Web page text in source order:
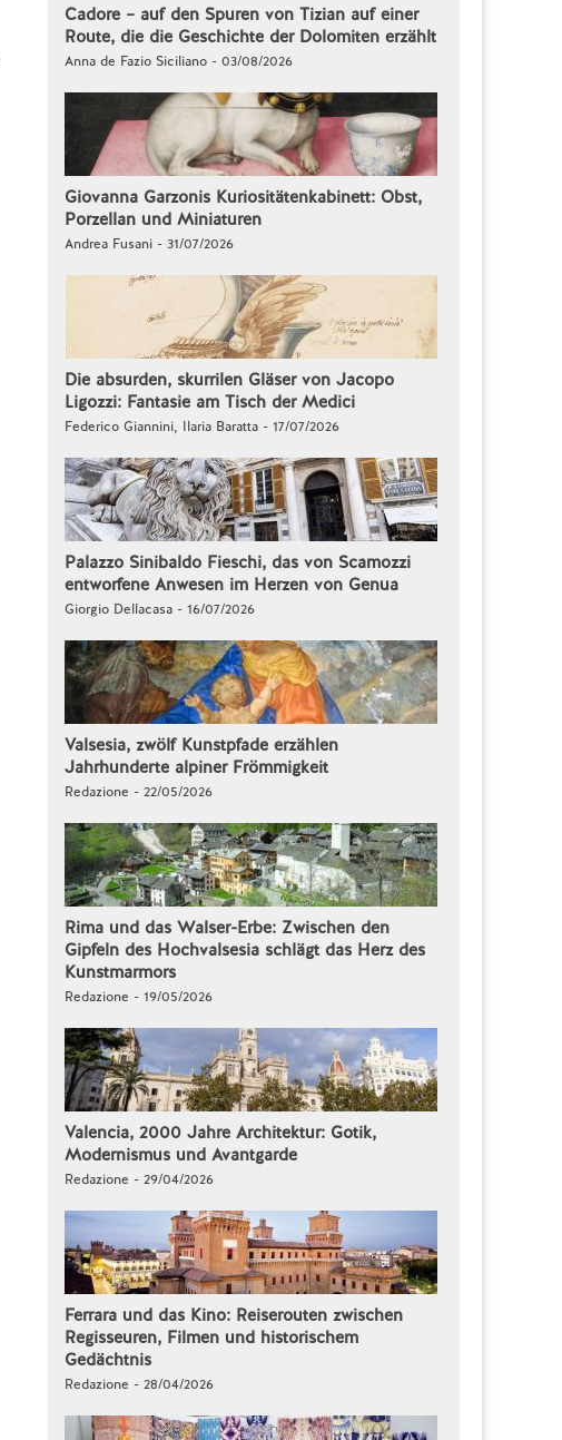
Cadore – auf den Spuren von Tizian auf einer
Route, die die Geschichte der Dolomiten erzählt
Anna de Fazio Siciliano - 03/08/2026
Giovanna Garzonis Kuriositätenkabinett: Obst,
Porzellan und Miniaturen
Andrea Fusani - 31/07/2026
Die absurden, skurrilen Gläser von Jacopo
Ligozzi: Fantasie am Tisch der Medici
Federico Giannini, Ilaria Baratta - 17/07/2026
Palazzo Sinibaldo Fieschi, das von Scamozzi
entworfene Anwesen im Herzen von Genua
Giorgio Dellacasa - 16/07/2026
Valsesia, zwölf Kunstpfade erzählen
Jahrhunderte alpiner Frömmigkeit
Redazione - 22/05/2026
Rima und das Walser-Erbe: Zwischen den
Gipfeln des Hochvalsesia schlägt das Herz des
Kunstmarmors
Redazione - 19/05/2026
Valencia, 2000 Jahre Architektur: Gotik,
Modernismus und Avantgarde
Redazione - 29/04/2026
Ferrara und das Kino: Reiserouten zwischen
Regisseuren, Filmen und historischem
Gedächtnis
Redazione - 28/04/2026